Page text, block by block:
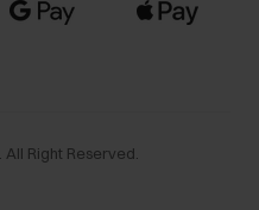
. All Right Reserved.